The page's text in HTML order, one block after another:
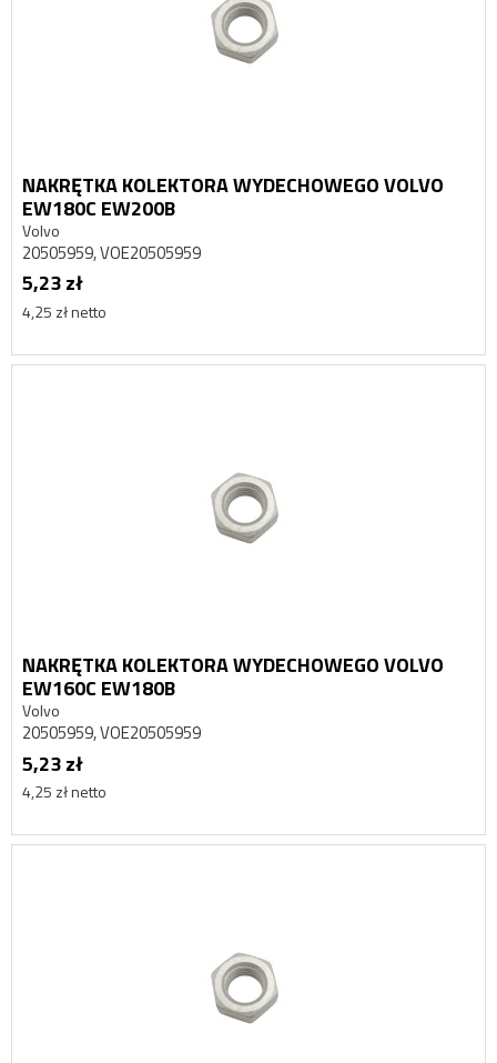
NAKRĘTKA KOLEKTORA WYDECHOWEGO VOLVO
EW180C EW200B
Volvo
20505959, VOE20505959
5,23 zł
4,25 zł netto
NAKRĘTKA KOLEKTORA WYDECHOWEGO VOLVO
EW160C EW180B
Volvo
20505959, VOE20505959
5,23 zł
4,25 zł netto